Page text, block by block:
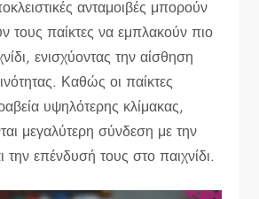
ανταμοιβές μπορούν
τους παίκτες να εμπλακούν πιο
ενισχύοντας την αίσθηση
Καθώς οι παίκτες
υψηλότερης κλίμακας,
μεγαλύτερη σύνδεση με την
επένδυσή τους στο παιχνίδι.